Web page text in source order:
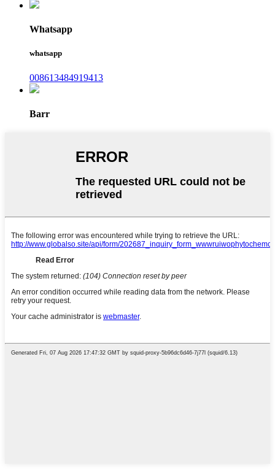
Whatsapp
whatsapp
008613484919413
Barr